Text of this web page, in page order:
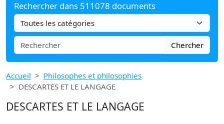
Rechercher dans 511078 documents
Chercher
Accueil
Philosophes et philosophies
DESCARTES ET LE LANGAGE
DESCARTES ET LE LANGAGE